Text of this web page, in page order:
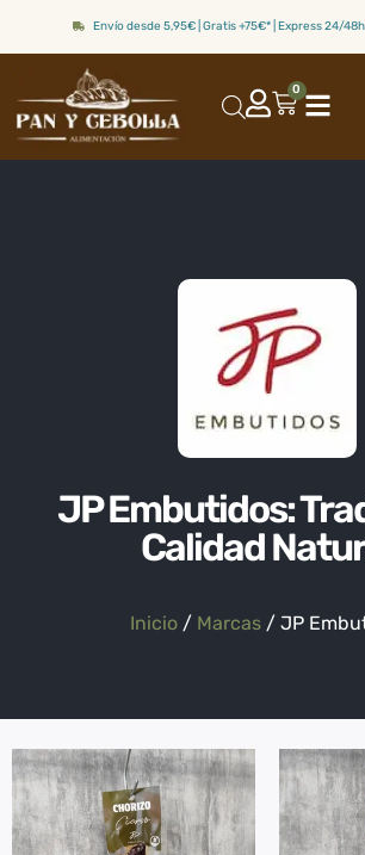
Envío desde 5,95€ | Gratis +75€* | Express 24/
0
JP Embutidos:
Calidad
Inicio/ Marcas/ JP